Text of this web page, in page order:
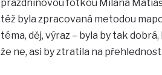
prázdninovou fotkou Milana
též byla zpracovaná metodou
téma, děj, výraz – byla by tak
že ne, asi by ztratila na